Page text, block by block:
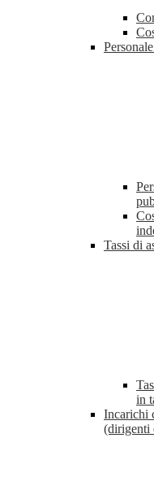
Tassi di
in
Incarichi
(dirigenti